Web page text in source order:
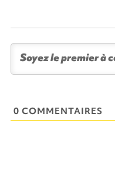
0 COMMENTAIRES